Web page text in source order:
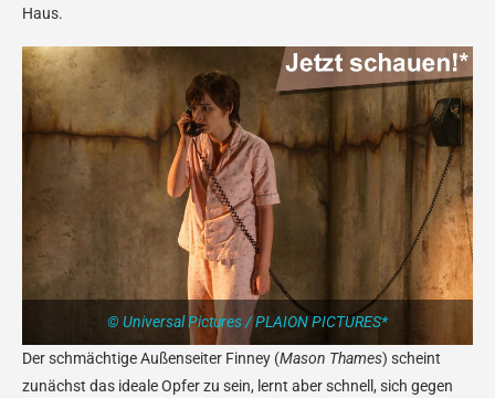
Haus.
© Universal Pictures / PLAION PICTURES*
Der schmächtige Außenseiter Finney (Mason Thames) scheint
zunächst das ideale Opfer zu sein, lernt aber schnell, sich gegen